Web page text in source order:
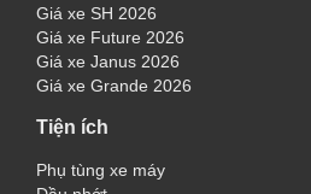
Giá xe SH 2026
Giá xe Future 2026
Giá xe Janus 2026
Giá xe Grande 2026
Tiện ích
Phụ tùng xe máy